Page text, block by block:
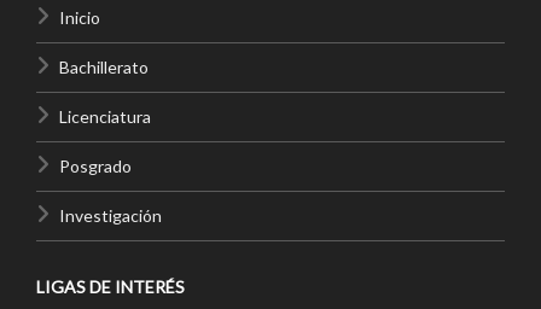
Inicio
Bachillerato
Licenciatura
Posgrado
Investigación
LIGAS DE INTERÉS